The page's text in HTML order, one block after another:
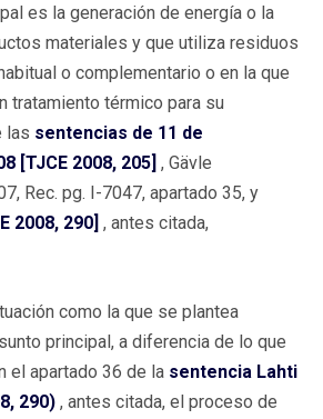
es la generación de energía o la
materiales y que utiliza residuos
o complementario o en la que
tratamiento térmico para su
las sentencias de 11 de
[TJCE 2008, 205] , Gävle
Rec. pg. I-7047, apartado 35, y
2008, 290] , antes citada,
como la que se plantea
principal, a diferencia de lo que
el apartado 36 de la sentencia Lahti
290) , antes citada, el proceso de